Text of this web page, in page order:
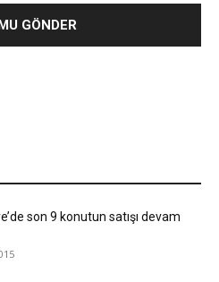
son 9 konutun satışı devam